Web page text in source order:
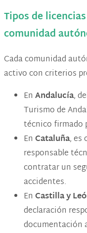
Tipos de
comunidad
Cada comunidad
activo con criterios
En Andalucía,
Turismo de
técnico firmado
En Cataluña, es
responsable
contratar un
accidentes.
En Castilla y
declaración
documentación